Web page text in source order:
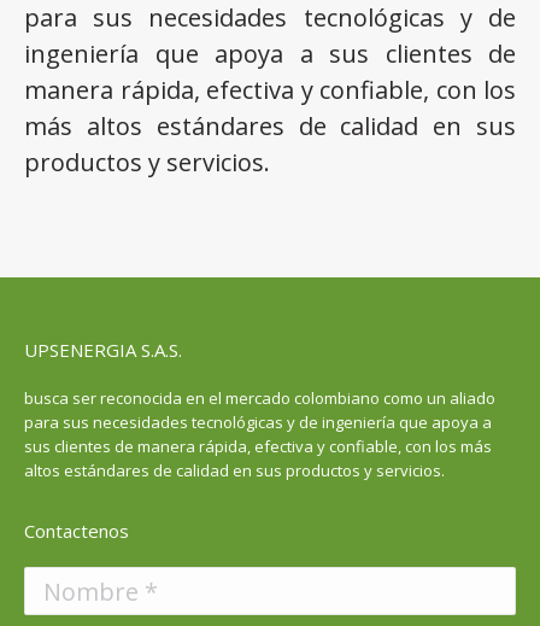
para sus necesidades tecnológicas y de
ingeniería que apoya a sus clientes de
manera rápida, efectiva y confiable, con los
más altos estándares de calidad en sus
productos y servicios.
UPSENERGIA S.A.S.
busca ser reconocida en el mercado colombiano como un aliado
para sus necesidades tecnológicas y de ingeniería que apoya a
sus clientes de manera rápida, efectiva y confiable, con los más
altos estándares de calidad en sus productos y servicios.
Contactenos
Nombre *